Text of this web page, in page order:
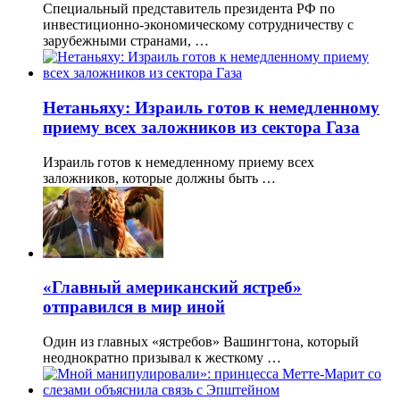
Специальный представитель президента РФ по
инвестиционно-экономическому сотрудничеству с
зарубежными странами, …
Нетаньяху: Израиль готов к немедленному
приему всех заложников из сектора Газа
Израиль готов к немедленному приему всех
заложников, которые должны быть …
«Главный американский ястреб»
отправился в мир иной
Один из главных «ястребов» Вашингтона, который
неоднократно призывал к жесткому …